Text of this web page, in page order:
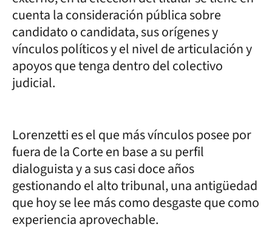
cuenta la consideración pública sobre
candidato o candidata, sus orígenes y
vínculos políticos y el nivel de articulación y
apoyos que tenga dentro del colectivo
judicial.
Lorenzetti es el que más vínculos posee por
fuera de la Corte en base a su perfil
dialoguista y a sus casi doce años
gestionando el alto tribunal, una antigüedad
que hoy se lee más como desgaste que como
experiencia aprovechable.